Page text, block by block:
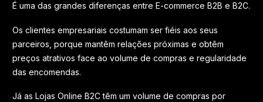
É uma das grandes diferenças entre E-commerce B2B e B2C.
Os clientes empresariais costumam ser fiéis aos seus
parceiros, porque mantêm relações próximas e obtêm
preços atrativos face ao volume de compras e regularidade
das encomendas.
Já as Lojas Online B2C têm um volume de compras por